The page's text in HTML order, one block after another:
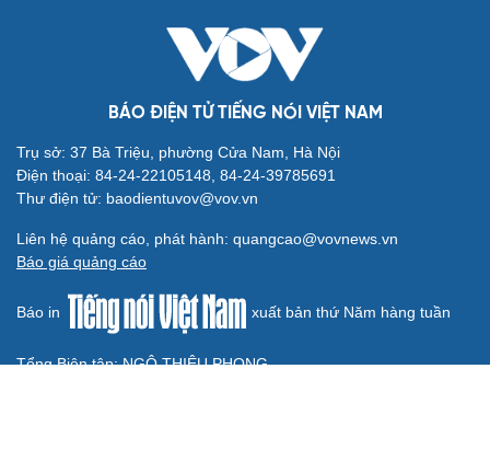
Đắk Lắk tìm giải pháp nâng cao chất lượng hoạt
động chi Hội Nông dân
Xây dựng thương hiệu để sản phẩm Na La Hiên Thái
Nguyên vươn xa
Bí quyết làm giàu của cặp vợ chồng người Châu Ro ở
Lâm Đồng
Hiệp hội Khởi nghiệp quốc gia tổ chức Diễn đàn Khởi
nghiệp tại Đà Nẵng
“Biến” gáo dừa thành sản phẩm xuất khẩu có giá trị